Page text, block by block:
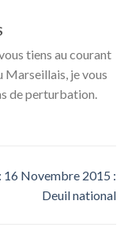
tiens au courant
Marseillais, je vous
de perturbation.
16 Novembre 2015 :
Deuil national